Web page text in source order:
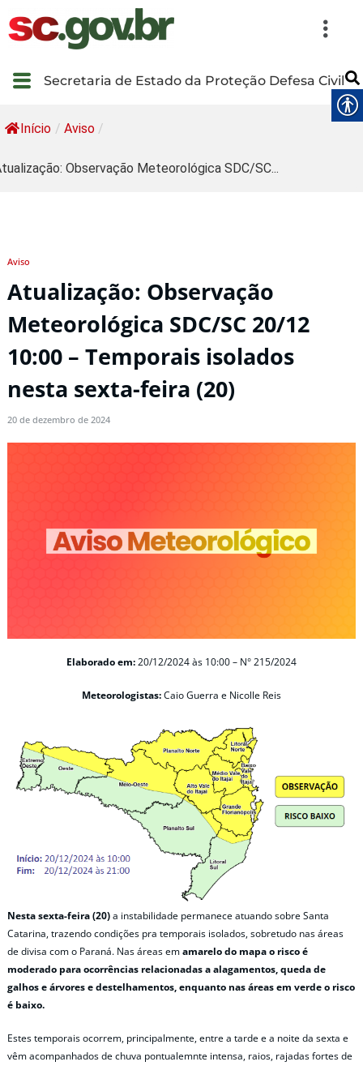
Secretaria de Estado da Proteção Defesa Civil
Início / Aviso /
Observação Meteorológica SDC/SC...
Aviso
Atualização: Observação
Meteorológica SDC/SC 20/12
10:00 – Temporais isolados
nesta sexta-feira (20)
20 de dezembro de 2024
Elaborado em:20/12/2024 às 10:00 – N° 215/2024
Meteorologistas:Caio Guerra e Nicolle Reis
Nesta sexta-feira (20)a instabilidade permanece atuando sobre Santa
Catarina, trazendo condições pra temporais isolados, sobretudo nas áreas
de divisa com o Paraná. Nas áreas emamarelo do mapa o risco é
moderado para ocorrências relacionadas a alagamentos, queda de
galhos e árvores e destelhamentos, enquanto nas áreas em verde o risco
é baixo.
Estes temporais ocorrem, principalmente, entre a tarde e a noite da sexta e
vêm acompanhados de chuva pontualemnte intensa, raios, rajadas fortes de